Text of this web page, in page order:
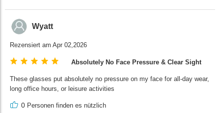
Wyatt
Rezensiert am Apr 02,2026
Absolutely No Face Pressure & Clear Sight
These glasses put absolutely no pressure on my face for all-day wear,
long office hours, or leisure activities
0 Personen finden es nützlich